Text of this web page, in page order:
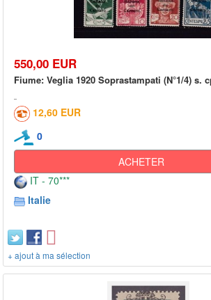
550,00 EUR
Fiume: Veglia 1920 Soprastampati (N°1/4) s.
12,60 EUR
0
ACHETER
IT - 70***
Italie
+ ajout à ma sélection